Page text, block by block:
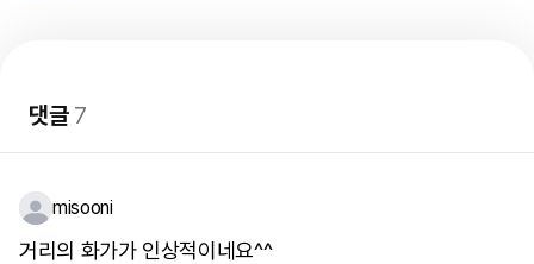
댓글7
misooni
거리의 화가가 인상적이네요^^